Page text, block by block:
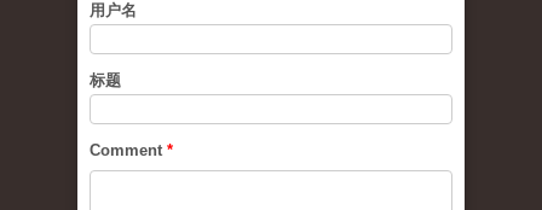
用户名
标题
Comment *